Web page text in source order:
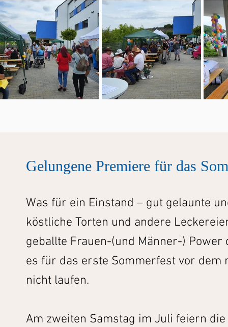
Gelungene Premiere für das
Was für ein Einstand – gut gelaunte
köstliche Torten und andere
geballte Frauen-(und Männer-)
es für das erste Sommerfest vor
nicht laufen.
Am zweiten Samstag im Juli feiern